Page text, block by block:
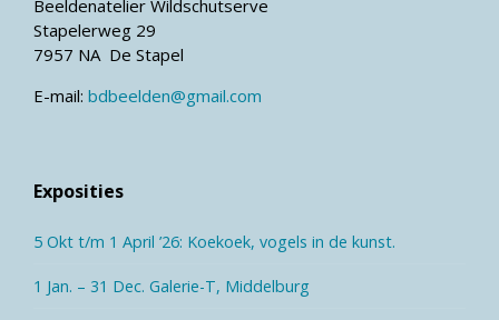
Beeldenatelier Wildschutserve
Stapelerweg 29
7957 NA De Stapel
E-mail: bdbeelden@gmail.com
Exposities
5 Okt t/m 1 April ’26: Koekoek, vogels in de kunst.
1 Jan. – 31 Dec. Galerie-T, Middelburg